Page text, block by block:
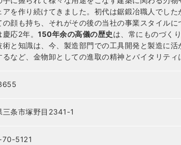
アを作り続けてきました。初代は鋸鍛冶職人でし
の顔も持ち、それがその後の当社の事業スタイルに
応2年。 150年余の高儀の歴史 は、常にものづく
術と知識は、今、製造部門での工具開発と製造に
るなど、金物卸としての進取の精神とバイタリティ
三条市塚野目2341-1
5121